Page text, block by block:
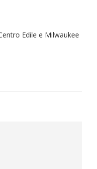
Edile e Milwaukee